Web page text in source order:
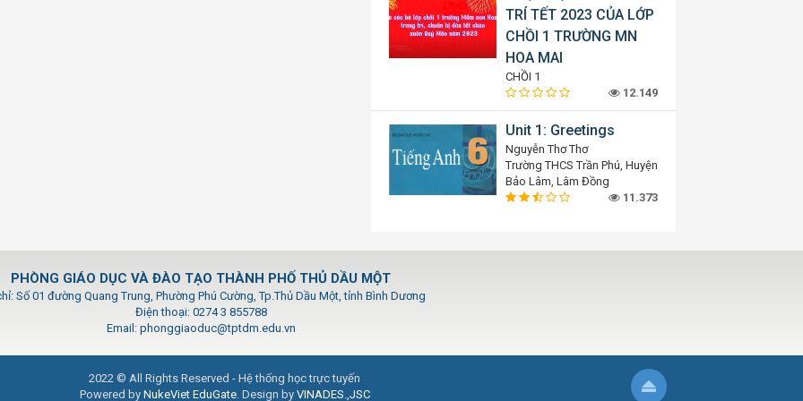
TRÍ TẾT 2023 CỦA LỚP
CHỒI 1 TRƯỜNG MN
HOA MAI
CHỒI 1
12.149
Unit 1: Greetings
Nguyễn Thơ Thơ
Trường THCS Trần Phú, Huyện
Bảo Lâm, Lâm Đồng
11.373
PHÒNG GIÁO DỤC VÀ ĐÀO TẠO THÀNH PHỐ THỦ DẦU MỘT
Số 01 đường Quang Trung, Phường Phú Cường, Tp.Thủ Dầu Một, tỉnh Bình Dương
Điện thoại: 0274 3 855788
Email: phonggiaoduc@tptdm.edu.vn
2022 © All Rights Reserved - Hệ thống học trực tuyến
Powered by NukeViet EduGate. Design by VINADES.,JSC